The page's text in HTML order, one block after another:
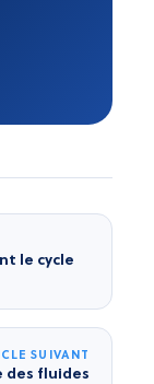
le cycle
SUIVANT
des fluides